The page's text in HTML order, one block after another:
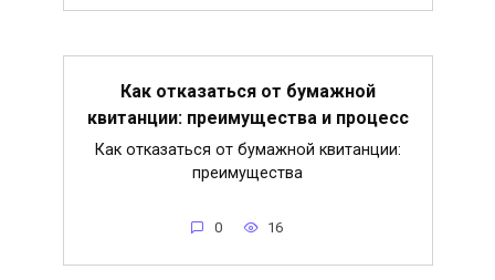
Как отказаться от бумажной
квитанции: преимущества и процесс
Как отказаться от бумажной квитанции:
преимущества
0 16